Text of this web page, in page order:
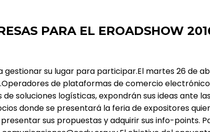
PARA EL EROADSHOW
gestionar su lugar para participar.El martes 26 de
de plataformas de comercio
soluciones logísticas, expondrán sus ideas ante
donde se presentará la feria de expositores
sus propuestas y adquirir sus info-points.